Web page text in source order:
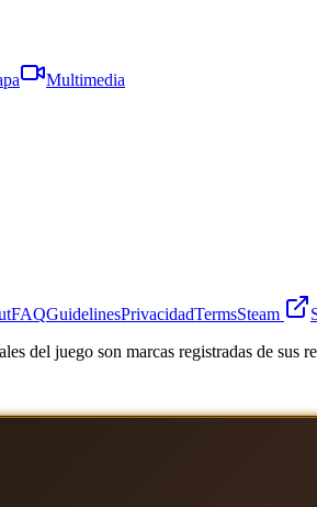
Multimedia
FAQGuidelinesPrivacidadTermsSteam
del juego son marcas registradas de sus